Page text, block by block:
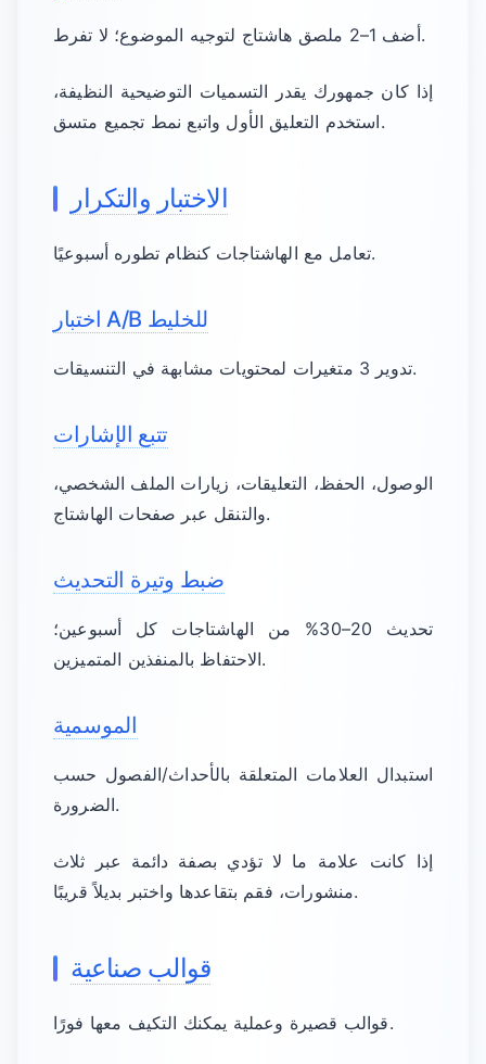
أضف 1–2 ملصق هاشتاج لتوجيه الموضوع؛ لا تفرط.
إذا كان جمهورك يقدر التسميات التوضيحية النظيفة،
استخدم التعليق الأول واتبع نمط تجميع متسق.
الاختبار والتكرار
تعامل مع الهاشتاجات كنظام تطوره أسبوعيًا.
اختبار A/B للخليط
تدوير 3 متغيرات لمحتويات مشابهة في التنسيقات.
تتبع الإشارات
الوصول، الحفظ، التعليقات، زيارات الملف الشخصي،
والتنقل عبر صفحات الهاشتاج.
ضبط وتيرة التحديث
تحديث 20–30% من الهاشتاجات كل أسبوعين؛
الاحتفاظ بالمنفذين المتميزين.
الموسمية
استبدال العلامات المتعلقة بالأحداث/الفصول حسب
الضرورة.
إذا كانت علامة ما لا تؤدي بصفة دائمة عبر ثلاث
منشورات، فقم بتقاعدها واختبر بديلاً قريبًا.
قوالب صناعية
قوالب قصيرة وعملية يمكنك التكيف معها فورًا.